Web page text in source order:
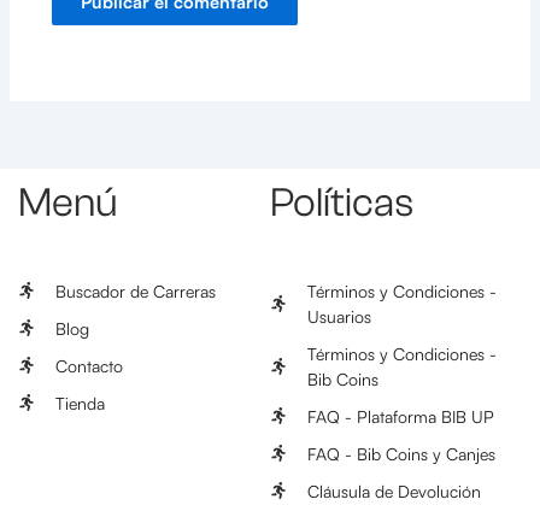
Menú
Buscador de Carreras
Blog
Contacto
Tienda
Políticas
Términos y Condiciones -
Usuarios
Términos y Condiciones -
Bib Coins
FAQ - Plataforma BIB UP
FAQ - Bib Coins y Canjes
Cláusula de Devolución